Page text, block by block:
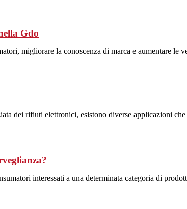
Gdo
migliorare la conoscenza di marca e aumentare le
dei rifiuti elettronici, esistono diverse applicazioni
interessati a una determinata categoria di